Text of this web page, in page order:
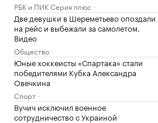
РБК и ПИК Серия плюс
Две девушки в Шереметьево опоздали
на рейс и выбежали за самолетом.
Видео
Общество
Юные хоккеисты «Спартака» стали
победителями Кубка Александра
Овечкина
Спорт
Вучич исключил военное
сотрудничество с Украиной